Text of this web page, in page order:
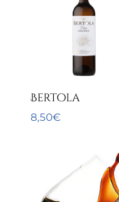
Bertola
8,50€